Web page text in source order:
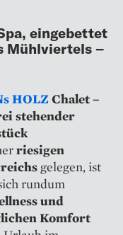
eingebettet
Mühlviertels –
HOLZChalet –
stehender
riesigen
gelegen, ist
rundum
und
Komfort